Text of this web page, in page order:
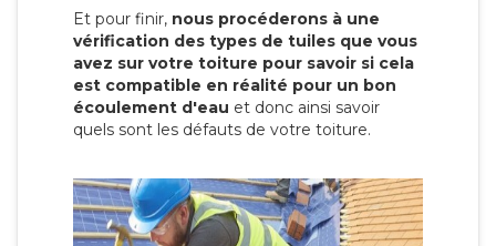
Et pour finir, nous procéderons à une
vérification des types de tuiles que vous
avez sur votre toiture pour savoir si cela
est compatible en réalité pour un bon
écoulement d'eau et donc ainsi savoir
quels sont les défauts de votre toiture.